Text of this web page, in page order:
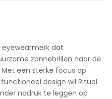
eyewearmerk dat
zonnebrillen naar de
een sterke focus op
design wil Ritual
nadruk te leggen op